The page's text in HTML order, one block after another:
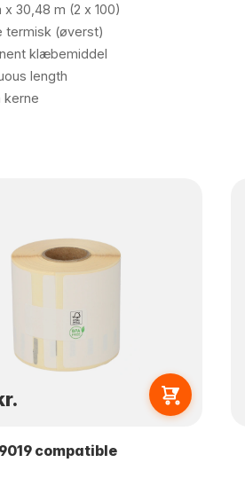
x 30,48 m (2 x 100)
termisk (øverst)
klæbemiddel
length
kerne
compatible